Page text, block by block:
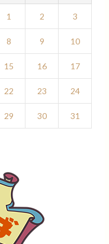
1 2 3
8 9 10
15 16 17
22 23 24
29 30
31